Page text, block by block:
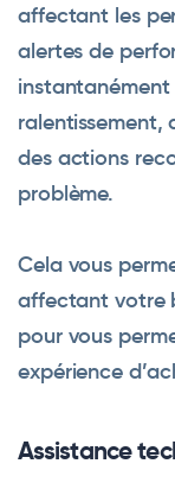
affectant les
alertes de
ralentissement,
des actions
problème.
Cela vous
affectant votre
pour vous
expérience
Assistance